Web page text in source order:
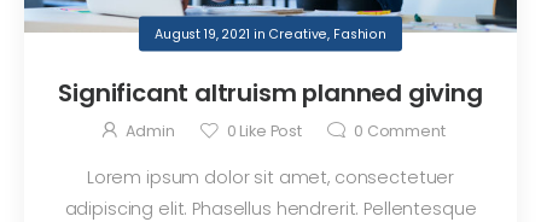
August 19, 2021 in Creative, Fashion
Significant altruism planned giving
Admin 0 Like Post 0 Comment
Lorem ipsum dolor sit amet, consectetuer
adipiscing elit. Phasellus hendrerit. Pellentesque